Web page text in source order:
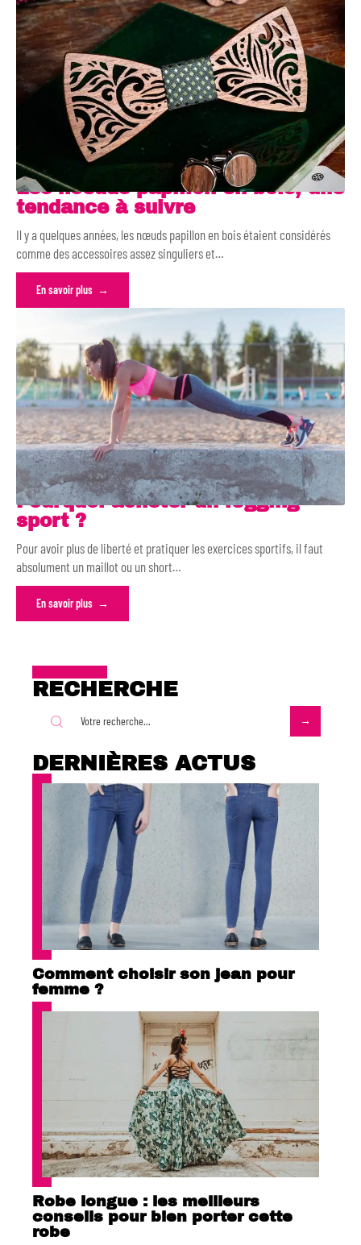
Les noeuds papillon en bois, une
tendance à suivre
Il y a quelques années, les nœuds papillon en bois étaient considérés
comme des accessoires assez singuliers et…
En savoir plus
Pourquoi acheter un legging
sport ?
Pour avoir plus de liberté et pratiquer les exercices sportifs, il faut
absolument un maillot ou un short…
En savoir plus
RECHERCHE
DERNIÈRES ACTUS
Comment choisir son jean pour
femme ?
Robe longue : les meilleurs
conseils pour bien porter cette
robe